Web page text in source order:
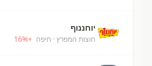
יוחננוף
חוצות המפרץ · חיפה +
16%